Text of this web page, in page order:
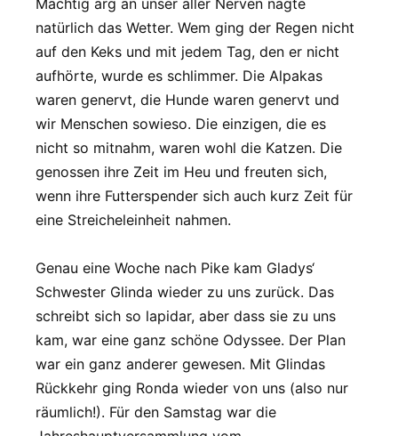
natürlich das Wetter. Wem ging der Regen nicht
auf den Keks und mit jedem Tag, den er nicht
aufhörte, wurde es schlimmer. Die Alpakas
waren genervt, die Hunde waren genervt und
wir Menschen sowieso. Die einzigen, die es
nicht so mitnahm, waren wohl die Katzen. Die
genossen ihre Zeit im Heu und freuten sich,
wenn ihre Futterspender sich auch kurz Zeit für
eine Streicheleinheit nahmen.
Genau eine Woche nach Pike kam Gladys‘
Schwester Glinda wieder zu uns zurück. Das
schreibt sich so lapidar, aber dass sie zu uns
kam, war eine ganz schöne Odyssee. Der Plan
war ein ganz anderer gewesen. Mit Glindas
Rückkehr ging Ronda wieder von uns (also nur
räumlich!). Für den Samstag war die